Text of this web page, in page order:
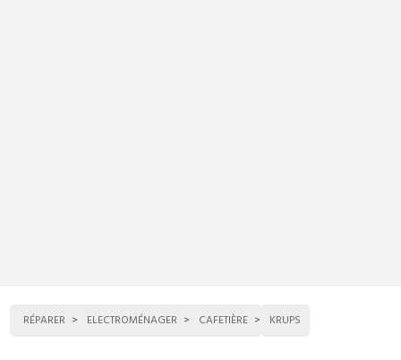
RÉPARER ELECTROMÉNAGER CAFETIÈRE KRUPS